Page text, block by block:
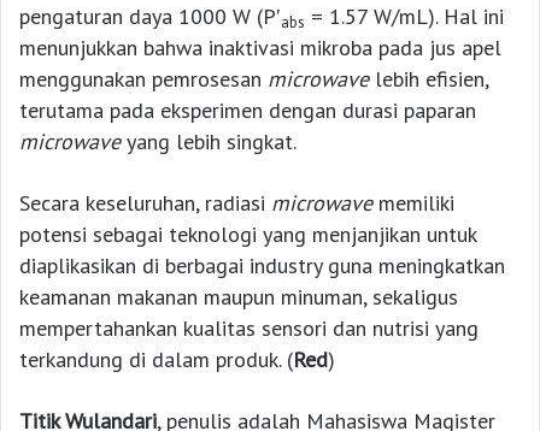
pengaturan daya 1000 W (P′abs = 1.57 W/mL). Hal ini
menunjukkan bahwa inaktivasi mikroba pada jus apel
menggunakan pemrosesan microwavelebih efisien,
terutama pada eksperimen dengan durasi paparan
microwaveyang lebih singkat.
Secara keseluruhan, radiasi microwavememiliki
potensi sebagai teknologi yang menjanjikan untuk
diaplikasikan di berbagai industry guna meningkatkan
keamanan makanan maupun minuman, sekaligus
mempertahankan kualitas sensori dan nutrisi yang
terkandung di dalam produk. (Red)
Titik Wulandari, penulis adalah Mahasiswa Magister